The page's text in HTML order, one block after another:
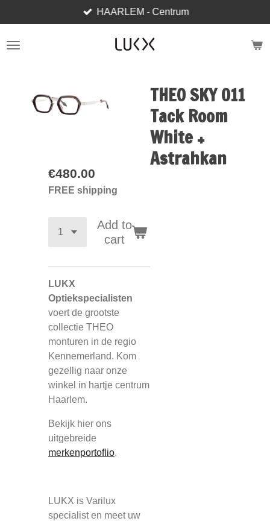
to
main
HAARLEM - Centrum
THEO SKY 011
Tack Room
White +
Astrahkan
€480.00
FREE shipping
Add to
cart
LUKX
Optiekspecialisten
voert de grootste
collectie THEO
monturen in de regio
Kennemerland. Kom
gezellig naar onze
winkel in hartje centrum
Haarlem.
Bekijk hier ons
uitgebreide
merkenportoflio.
LUKX is Varilux
specialist en meet uw